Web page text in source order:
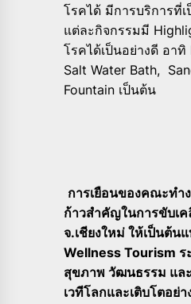
โรคได้ มีการบริการที่
แต่ละกิจกรรมมี
โรคได้เป็นอย่างดี อา
Salt Water Bath,
Fountain เป็นต้น
การเยือนของคณะทำ
ก้าวสำคัญในการขับเ
จ.เชียงใหม่ ให้เป็นต้น
Wellness Tourism
สุขภาพ วัฒนธรรม แล
เวทีโลกและเติบโตอย่า